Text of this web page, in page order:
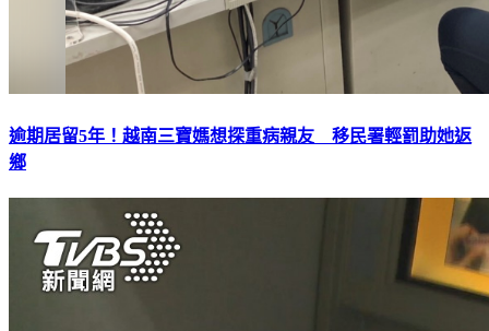
逾期居留5年！越南三寶媽想探重病親友 移民署輕罰助她返
鄉